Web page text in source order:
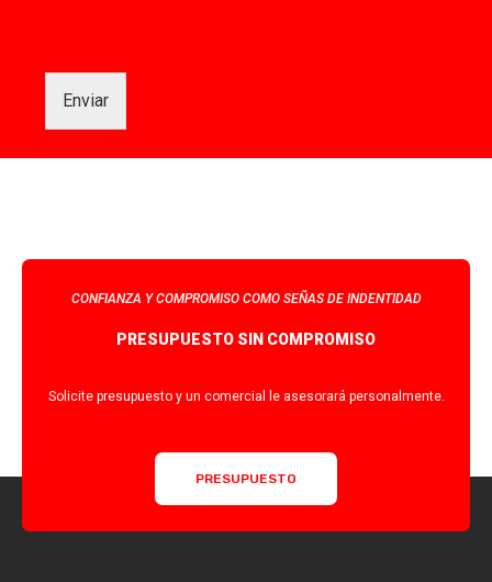
Enviar
CONFIANZA Y COMPROMISO COMO SEÑAS DE INDENTIDAD
PRESUPUESTO SIN COMPROMISO
Solicite presupuesto y un comercial le asesorará personalmente.
PRESUPUESTO